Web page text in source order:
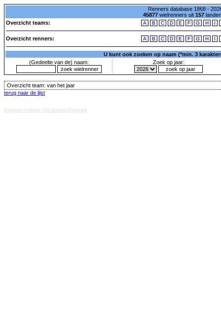
Renners database 1868 -
45877wielrenners uit 157
Overzicht teams:
A B C D E F G H I
Overzicht renners: A B C D E F G H I
U kunt ook zoeken op naam (*min. 3
(Gedeelte van de) naam:
Zoek op jaar:
Overzicht team: van het jaar
terug naar de lijst
Database techniek: Sini Internet Projecten